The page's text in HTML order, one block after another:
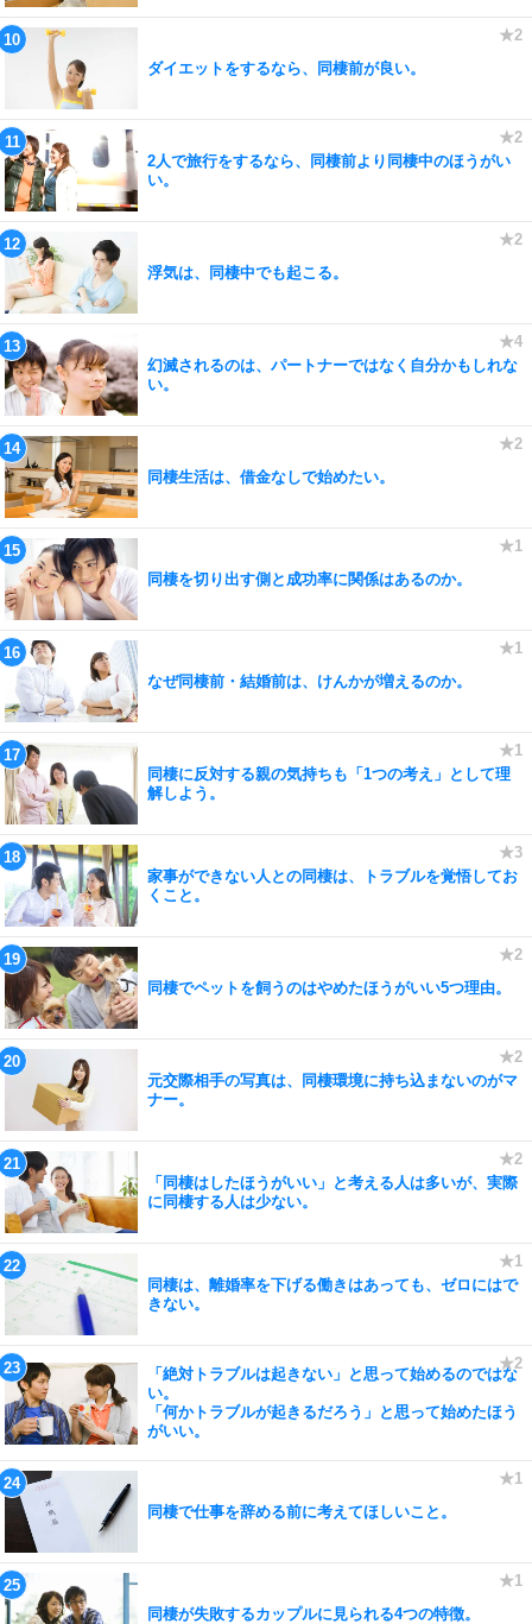
ダイエットをするなら、同棲前が良い。
2人で旅行をするなら、同棲前より同棲中のほうがい
い。
浮気は、同棲中でも起こる。
幻滅されるのは、パートナーではなく自分かもしれな
い。
同棲生活は、借金なしで始めたい。
同棲を切り出す側と成功率に関係はあるのか。
なぜ同棲前・結婚前は、けんかが増えるのか。
同棲に反対する親の気持ちも「1つの考え」として理
解しよう。
家事ができない人との同棲は、トラブルを覚悟してお
くこと。
同棲でペットを飼うのはやめたほうがいい5つ理由。
元交際相手の写真は、同棲環境に持ち込まないのがマ
ナー。
「同棲はしたほうがいい」と考える人は多いが、実際
に同棲する人は少ない。
同棲は、離婚率を下げる働きはあっても、ゼロにはで
きない。
「絶対トラブルは起きない」と思って始めるのではな
い。
「何かトラブルが起きるだろう」と思って始めたほう
がいい。
同棲で仕事を辞める前に考えてほしいこと。
同棲が失敗するカップルに見られる4つの特徴。